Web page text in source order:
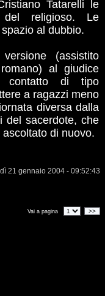
Tatarelli le
religioso. Le
al dubbio.
(assistito
al giudice
contatto di tipo
a ragazzi meno
diversa dalla
del sacerdote, che
di nuovo.
21 gennaio 2004 - 09:52:43
Vai a pagina >>